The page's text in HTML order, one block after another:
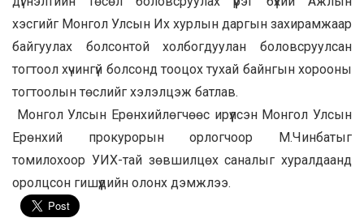
хэсгийг Монгол Улсын Их хурлын даргын захирамжаар
байгуулах болсонтой холбогдуулан боловсруулсан
тогтоол хүчингүй болсонд тооцох тухай байнгын хорооны
тогтоолын төслийг хэлэлцэж батлав.
Монгол Улсын Ерөнхийлөгчөөс ирүүлсэн Монгол Улсын
Ерөнхий прокурорын орлогчоор М.Чинбатыг
томилохоор УИХ-тай зөвшилцөх саналыг хуралдаанд
оролцсон гишүүдийн олонх дэмжлээ.